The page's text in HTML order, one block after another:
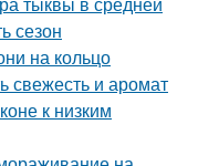
сезон
на кольцо
свежесть и аромат
к низким